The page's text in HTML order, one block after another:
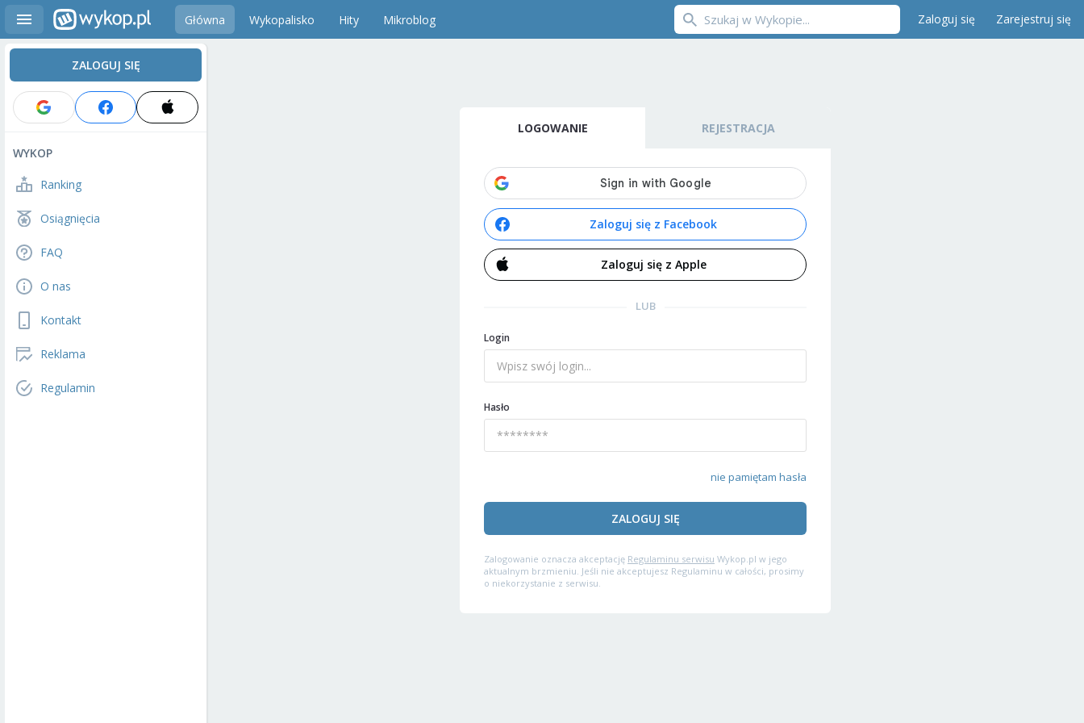
Główna Wykopalisko Hity Mikroblog Zaloguj się Zarejestruj się
ZALOGUJ SIĘ
WYKOP
Ranking
Osiągnięcia
FAQ
O nas
Kontakt
Reklama
Regulamin
LOGOWANIE REJESTRACJA
Zaloguj się z Facebook
Zaloguj się z Apple
LUB
Login
Hasło
nie pamiętam hasła
ZALOGUJ SIĘ
Zalogowanie oznacza akceptację Regulaminu serwisu Wykop.pl w jego
aktualnym brzmieniu. Jeśli nie akceptujesz Regulaminu w całości, prosimy
o niekorzystanie z serwisu.